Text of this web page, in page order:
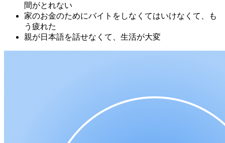
間がとれない
家のお金のためにバイトをしなくてはいけなくて、も
う疲れた
親が日本語を話せなくて、生活が大変